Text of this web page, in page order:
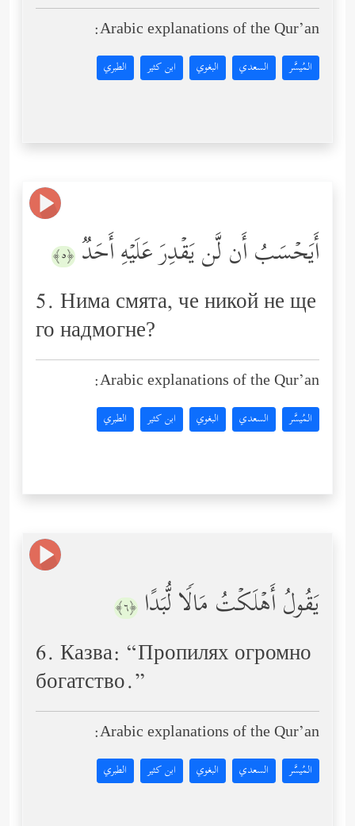
Arabic explanations of the Qur’an:
المُيسَّر السعدي البغوي ابن كثير الطبري
أَیَحۡسَبُ أَن لَّن یَقۡدِرَ عَلَیۡهِ أَحَدࣱ ﴿٥﴾
5. Нима смята, че никой не ще
го надмогне?
Arabic explanations of the Qur’an:
المُيسَّر السعدي البغوي ابن كثير الطبري
یَقُولُ أَهۡلَكۡتُ مَالࣰا لُّبَدًا ﴿٦﴾
6. Казва: “Пропилях огромно
богатство.”
Arabic explanations of the Qur’an:
المُيسَّر السعدي البغوي ابن كثير الطبري